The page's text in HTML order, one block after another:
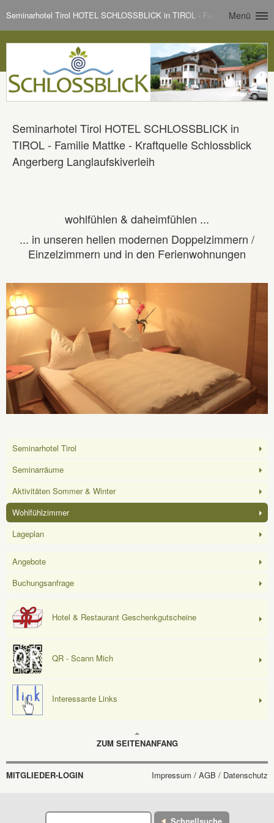
Seminarhotel Tirol HOTEL SCHLOSSBLICK in TIROL - Familie Mattke -
Menü
Seminarhotel Tirol HOTEL SCHLOSSBLICK in
TIROL - Familie Mattke - Kraftquelle Schlossblick
Angerberg Langlaufskiverleih
wohlfühlen & daheimfühlen ...
... in unseren hellen modernen Doppelzimmern /
Einzelzimmern und in den Ferienwohnungen
Seminarhotel Tirol
Seminarräume
Aktivitäten Sommer & Winter
Wohlfühlzimmer
Lageplan
Angebote
Buchungsanfrage
Hotel & Restaurant Geschenkgutscheine
QR - Scann Mich
Interessante Links
ZUM SEITENANFANG
MITGLIEDER-LOGIN Impressum / AGB / Datenschutz